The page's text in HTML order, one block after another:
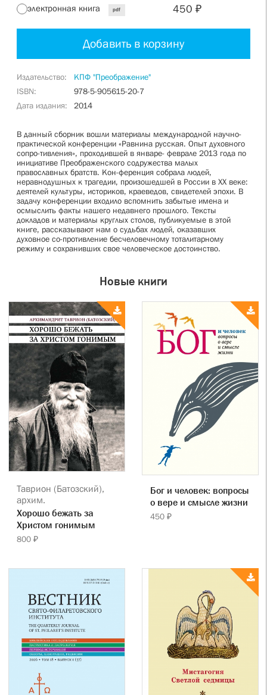
электронная книга pdf 450 ₽
Добавить в корзину
Издательство
КПФ "Преображение"
ISBN
978-5-905615-20-7
Дата издания
2014
В данный сборник вошли материалы международной научно-
практической конференции «Равнина русская. Опыт духовного
сопро-тивления», проходившей в январе- феврале 2013 года по
инициативе Преображенского содружества малых
православных братств. Кон-ференция собрала людей,
неравнодушных к трагедии, произошедшей в России в XX веке:
деятелей культуры, историков, краеведов, свидетелей эпохи. В
задачу конференции входило вспомнить забытые имена и
осмыслить факты нашего недавнего прошлого. Тексты
докладов и материалы круглых столов, публикуемые в этой
книге, рассказывают нам о судьбах людей, оказавших
духовное со-противление бесчеловечному тоталитарному
режиму и сохранивших свое человеческое достоинство.
Новые книги
Таврион (Батозский),
архим.
Хорошо бежать за
Христом гонимым
800 ₽
Бог и человек: вопросы
о вере и смысле жизни
450 ₽